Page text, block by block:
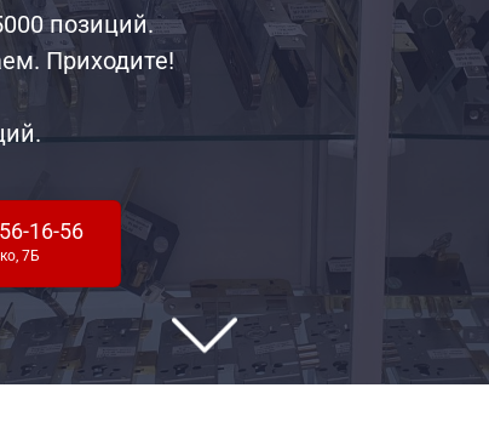
позиций.
Приходите!
16-56
7Б